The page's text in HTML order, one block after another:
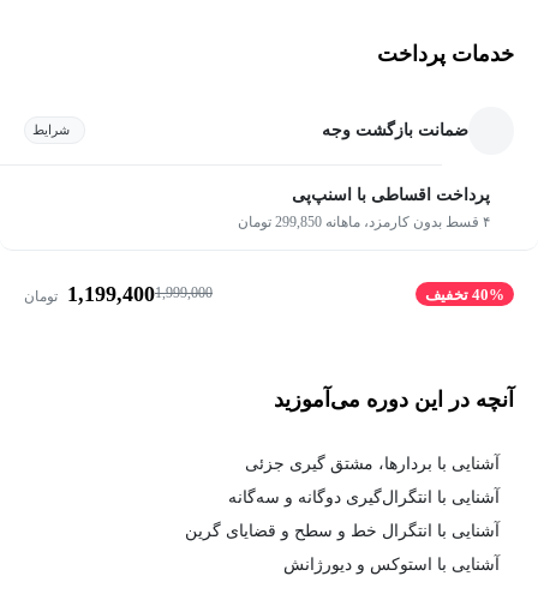
خدمات پرداخت
ضمانت بازگشت وجه شرایط
پرداخت اقساطی با اسنپ‌پی
۴ قسط بدون کارمزد، ماهانه 299,850 تومان
40% تخفیف 1,999,000
1,199,400 تومان
آنچه در این دوره می‌آموزید
آشنایی با بردارها، مشتق گیری جزئی
آشنایی با انتگرال‌گیری دوگانه و سه‌گانه
آشنایی با انتگرال خط و سطح و قضایای گرین
آشنایی با استوکس و دیورژانش